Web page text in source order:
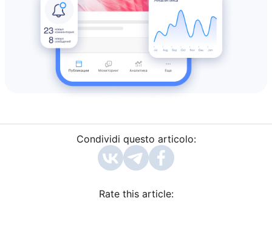
Condividi questo articolo:
Rate this article: